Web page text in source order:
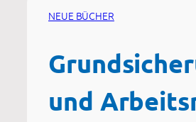
NEUE BÜCHER
und